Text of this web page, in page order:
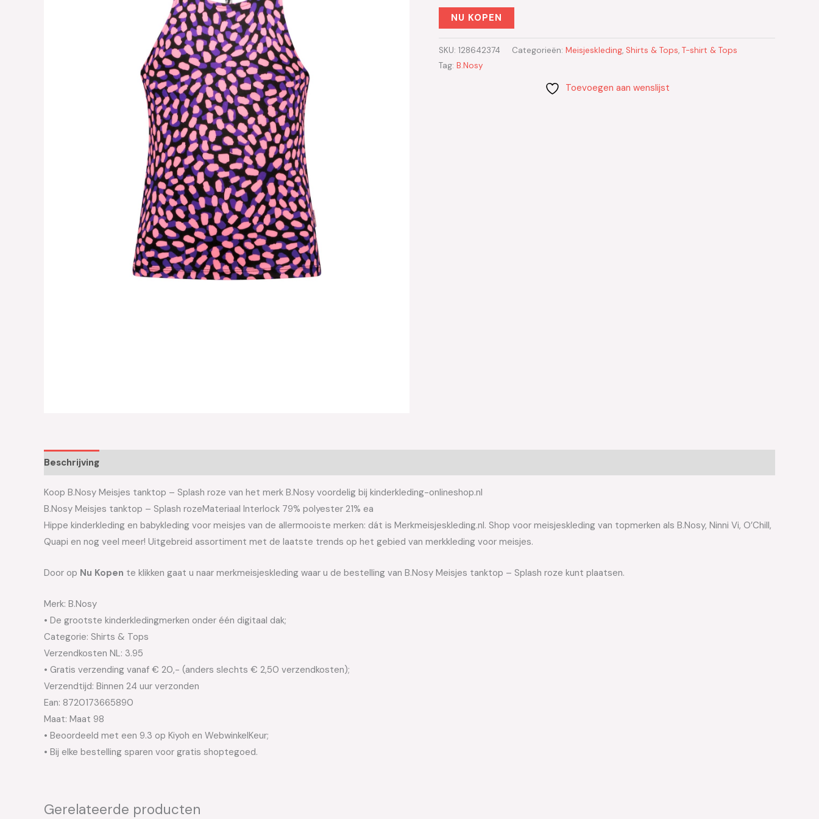
NU KOPEN
SKU: 128642374 Categorieën: Meisjeskleding, Shirts & Tops, T-shirt & Tops
Tag: B.Nosy
Toevoegen aan wenslijst
Beschrijving
Koop B.Nosy Meisjes tanktop – Splash roze van het merk B.Nosy voordelig bij kinderkleding-onlineshop.nl
B.Nosy Meisjes tanktop – Splash rozeMateriaal Interlock 79% polyester 21% ea
Hippe kinderkleding en babykleding voor meisjes van de allermooiste merken: dát is Merkmeisjeskleding.nl. Shop voor meisjeskleding van topmerken als B.Nosy, Ninni Vi, O’Chill,
Quapi en nog veel meer! Uitgebreid assortiment met de laatste trends op het gebied van merkkleding voor meisjes.
Door op Nu Kopen te klikken gaat u naar merkmeisjeskleding waar u de bestelling van B.Nosy Meisjes tanktop – Splash roze kunt plaatsen.
Merk: B.Nosy
• De grootste kinderkledingmerken onder één digitaal dak;
Categorie: Shirts & Tops
Verzendkosten NL: 3.95
• Gratis verzending vanaf € 20,- (anders slechts € 2,50 verzendkosten);
Verzendtijd: Binnen 24 uur verzonden
Ean: 8720173665890
Maat: Maat 98
• Beoordeeld met een 9.3 op Kiyoh en WebwinkelKeur;
• Bij elke bestelling sparen voor gratis shoptegoed.
Gerelateerde producten